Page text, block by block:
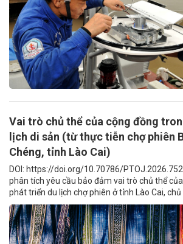
Vai trò chủ thể của cộng đồng
lịch di sản (từ thực tiễn chợ phiên
Chéng, tỉnh Lào Cai)
DOI: https://doi.org/10.70786/
phân tích yêu cầu bảo đảm vai trò chủ thể
phát triển du lịch chợ phiên ở tỉnh Lào Cai, chủ